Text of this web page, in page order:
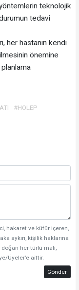
teknolojik
tedavi
her hastanın kendi
önemine
#HOLEP
hakaret ve küfür içeren,
aykırı, kişilik haklarına
her türlü mali,
Üyeler’e aittir.
Gönder